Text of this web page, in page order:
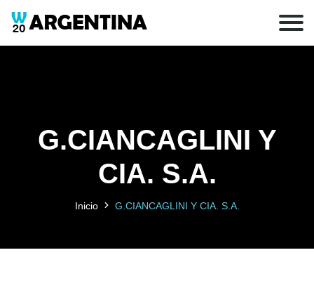
G.CIANCAGLINI Y
CIA. S.A.
Inicio G.CIANCAGLINI Y CIA. S.A.